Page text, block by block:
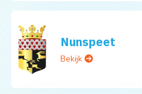
Nunspeet
Bekijk